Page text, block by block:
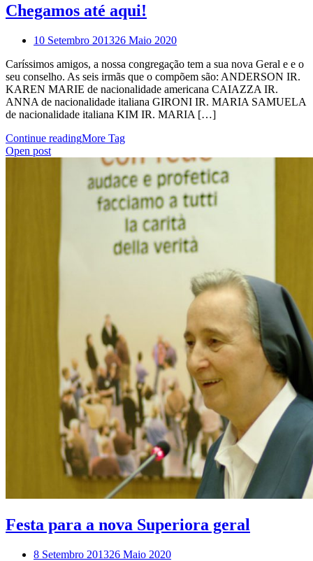
Chegamos até aqui!
10 Setembro 201326 Maio 2020
Caríssimos amigos, a nossa congregação tem a sua nova Geral e e o
seu conselho. As seis irmãs que o compõem são: ANDERSON IR.
KAREN MARIE de nacionalidade americana CAIAZZA IR.
ANNA de nacionalidade italiana GIRONI IR. MARIA SAMUELA
de nacionalidade italiana KIM IR. MARIA […]
Continue readingMore Tag
Open post
Festa para a nova Superiora geral
8 Setembro 201326 Maio 2020